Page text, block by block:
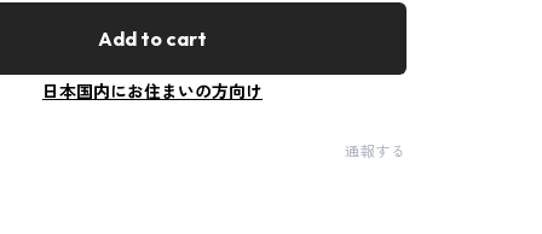
Add to cart
日本国内にお住まいの方向け
通報する